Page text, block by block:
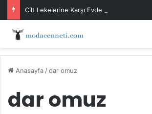
Cilt Lekelerine Karşı Evde Maske Önerileri
Anasayfa /dar omuz
dar omuz